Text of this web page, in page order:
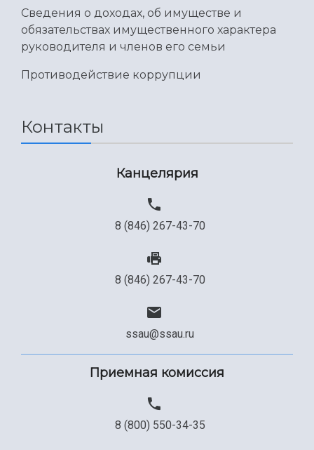
Сведения о доходах, об имуществе и
обязательствах имущественного характера
руководителя и членов его семьи
Противодействие коррупции
Контакты
Канцелярия
8 (846) 267-43-70
8 (846) 267-43-70
ssau@ssau.ru
Приемная комиссия
8 (800) 550-34-35